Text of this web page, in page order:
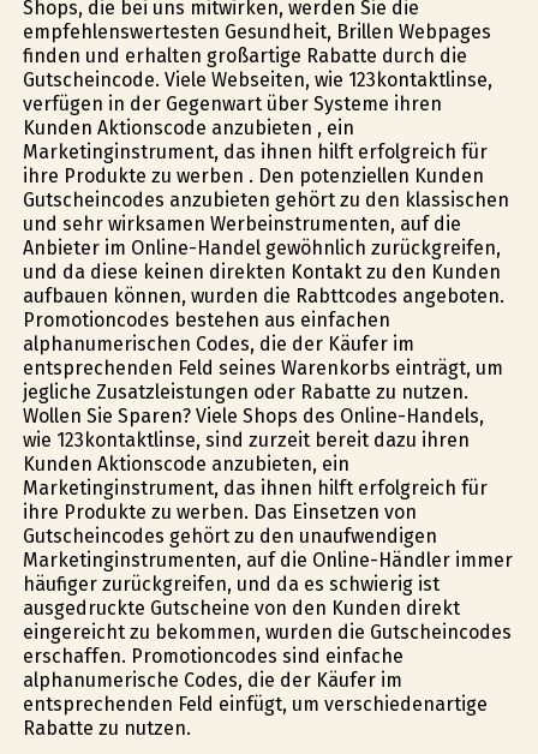
Shops, die bei uns mitwirken, werden Sie die
empfehlenswertesten Gesundheit, Brillen Webpages
finden und erhalten großartige Rabatte durch die
Gutscheincode. Viele Webseiten, wie 123kontaktlinse,
verfügen in der Gegenwart über Systeme ihren
Kunden Aktionscode anzubieten , ein
Marketinginstrument, das ihnen hilft erfolgreich für
ihre Produkte zu werben . Den potenziellen Kunden
Gutscheincodes anzubieten gehört zu den klassischen
und sehr wirksamen Werbeinstrumenten, auf die
Anbieter im Online-Handel gewöhnlich zurückgreifen,
und da diese keinen direkten Kontakt zu den Kunden
aufbauen können, wurden die Rabttcodes angeboten.
Promotioncodes bestehen aus einfachen
alphanumerischen Codes, die der Käufer im
entsprechenden Feld seines Warenkorbs einträgt, um
jegliche Zusatzleistungen oder Rabatte zu nutzen.
Wollen Sie Sparen? Viele Shops des Online-Handels,
wie 123kontaktlinse, sind zurzeit bereit dazu ihren
Kunden Aktionscode anzubieten, ein
Marketinginstrument, das ihnen hilft erfolgreich für
ihre Produkte zu werben. Das Einsetzen von
Gutscheincodes gehört zu den unaufwendigen
Marketinginstrumenten, auf die Online-Händler immer
häufiger zurückgreifen, und da es schwierig ist
ausgedruckte Gutscheine von den Kunden direkt
eingereicht zu bekommen, wurden die Gutscheincodes
erschaffen. Promotioncodes sind einfache
alphanumerische Codes, die der Käufer im
entsprechenden Feld einfügt, um verschiedenartige
Rabatte zu nutzen.